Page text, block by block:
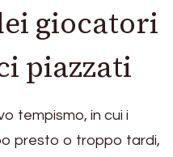
giocatori
piazzati
tempismo, in cui i
presto o troppo tardi,